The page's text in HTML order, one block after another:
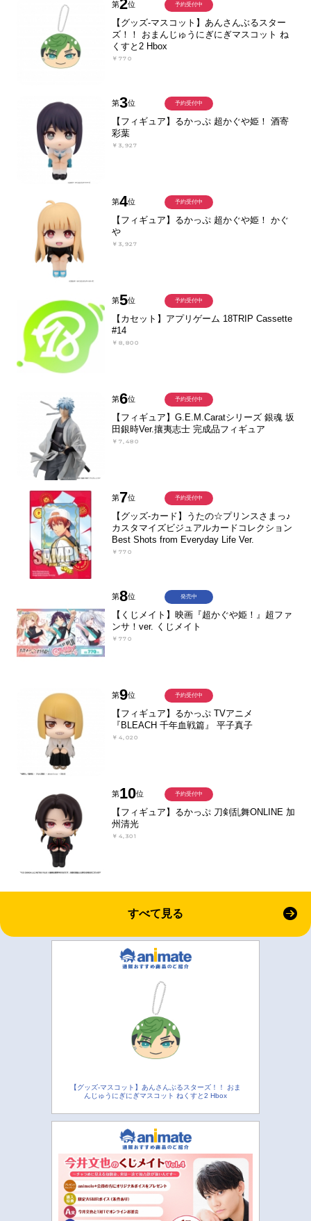
第2位
【グッズ-マスコット】あんさんぶるスター
ズ！！ おまんじゅうにぎにぎマスコット ね
くすと2 Hbox
￥770
予約受付中
第3位
【フィギュア】るかっぷ 超かぐや姫！ 酒寄
彩葉
￥3,927
予約受付中
第4位
【フィギュア】るかっぷ 超かぐや姫！ かぐ
や
￥3,927
予約受付中
第5位
【カセット】アプリゲーム 18TRIP Cassette
#14
￥8,800
予約受付中
第6位
【フィギュア】G.E.M.Caratシリーズ 銀魂 坂
田銀時Ver.攘夷志士 完成品フィギュア
￥7,480
予約受付中
第7位
【グッズ-カード】うたの☆プリンスさまっ♪
カスタマイズビジュアルカードコレクション
Best Shots from Everyday Life Ver.
￥770
予約受付中
第8位
【くじメイト】映画『超かぐや姫！』超ファ
ンサ！ver. くじメイト
￥770
発売中
第9位
【フィギュア】るかっぷ TVアニメ
『BLEACH 千年血戦篇』 平子真子
￥4,020
予約受付中
第10位
【フィギュア】るかっぷ 刀剣乱舞ONLINE 加
州清光
￥4,301
予約受付中
すべて見る
【グッズ-マスコット】あんさんぶるスターズ！！ おま
んじゅうにぎにぎマスコット ねくすと2 Hbox